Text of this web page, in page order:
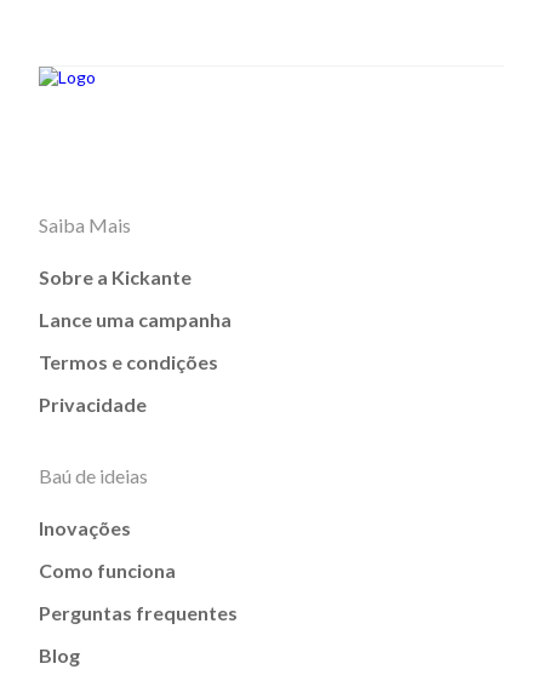
Saiba Mais
Sobre a Kickante
Lance uma campanha
Termos e condições
Privacidade
Baú de ideias
Inovações
Como funciona
Perguntas frequentes
Blog